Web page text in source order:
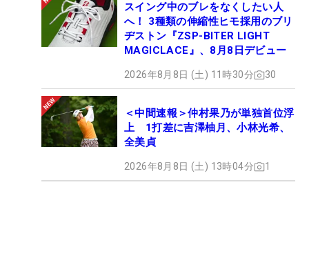
スイング中のブレをなくしたい人
へ！ 3種類の伸縮性ヒモ採用のブリ
ヂストン『ZSP-BITER LIGHT
MAGICLACE』、8月8日デビュー
2026年8月8日 (土) 11時30分 30
＜中間速報＞仲村果乃が単独首位浮
上 1打差に吉澤柚月、小林光希、
全美貞
2026年8月8日 (土) 13時04分 1